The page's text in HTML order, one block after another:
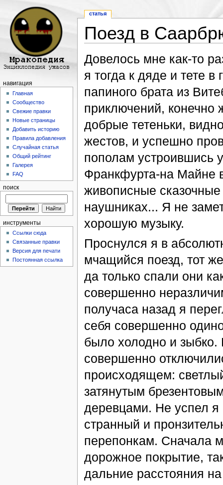
Поезд в
Довелось мне как-то
я тогда к дяде и тете в
папиного брата из
приключений, конечно
добрые тетеньки,
жестов, и успешно
пополам устроившись
Франкфурта-на Майне
живописные
наушниках... Я не
хорошую музыку.
Проснулся я в
мчащийся поезд, тот
да только спали они
совершенно
получаса назад я
себя совершенно
было холодно и зыбко.
совершенно
происходящем:
затянутым
деревцами. Не успел я
странный и
перепонкам. Сначала
дорожное покрытие,
дальние расстояния
статья
навигация
Главная
Сообщество
Свежие правки
Новые страницы
Добавить историю
Правила добавления
Случайная статья
Общий рейтинг
Галерея
FAQ
поиск
инструменты
Ссылки сюда
Связанные правки
Версия для печати
Постоянная ссылка